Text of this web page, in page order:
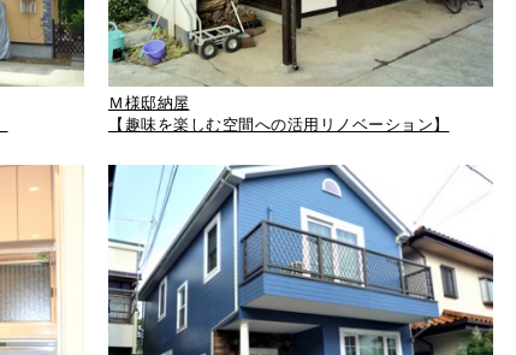
Ｍ様邸納屋
【趣味を楽しむ空間への活用リノベーション】